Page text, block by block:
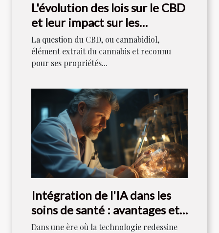
L'évolution des lois sur le CBD
et leur impact sur les
consommateurs
La question du CBD, ou cannabidiol,
élément extrait du cannabis et reconnu
pour ses propriétés...
Intégration de l'IA dans les
soins de santé : avantages et
défis
Dans une ère où la technologie redessine